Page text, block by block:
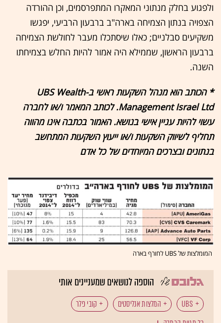
ולפגוע בחלק מנתוני המאקרו המתפרסמים, וכן ההורדה
הצפויה בנתון הצמיחה בארה"ב ברבעון הרביעי, יפגשו
משקיעים סבלניים; כאלו שיסתכלו מעבר לחולשת הצמיחה
ברבעון הראשון, שממילא היה אמור להיות החלש בצמיחתו
השנה.
* הכותב הוא מנהל השקעות ראשי ב-UBS Wealth
Management Israel Ltd. לכותב המאמר ו/או לחברה
עשוי להיות עניין אישי בנושא. האמור בכתבה אינו מהווה
תחליף לשיווק השקעות ו/או ייעוץ השקעות המתחשב
בנתונים ובצרכים המיוחדים של כל אדם
המומלצות של UBS לחורף בארה
הוספה לנושאים שמעניינים אותי
UBS המלצות אנליסטים
קובי פלר